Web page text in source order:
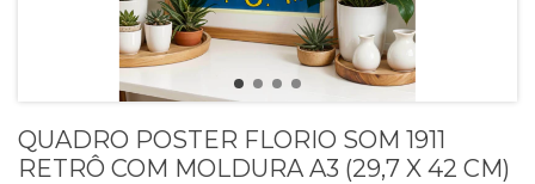
QUADRO POSTER FLORIO SOM 1911
RETRÔ COM MOLDURA A3 (29,7 X 42 CM)